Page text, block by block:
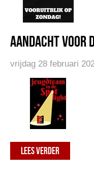
Aandacht voor
vrijdag 28 februari
LEES VERDER